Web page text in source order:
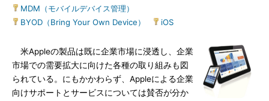
MDM（モバイルデバイス管理）
BYOD（Bring Your Own Device）
iOS
米Appleの製品は既に企業市場に浸透し、企業
市場での需要拡大に向けた各種の取り組みも図
られている。にもかかわらず、Appleによる企業
向けサポートとサービスについては賛否が分か